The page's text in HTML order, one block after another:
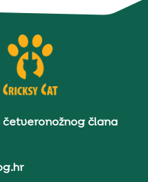
četveronožnog člana